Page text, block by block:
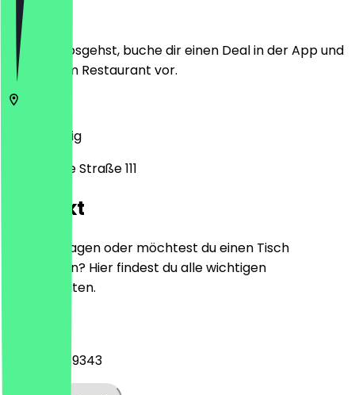
Ort
Bevor du losgehst, buche dir einen Deal in der App und
zeige ihn im Restaurant vor.
Leipzig
Bornaische Straße 111
Kontakt
Hast du Fragen oder möchtest du einen Tisch
reservieren? Hier findest du alle wichtigen
Kontaktdaten.
+493413389343